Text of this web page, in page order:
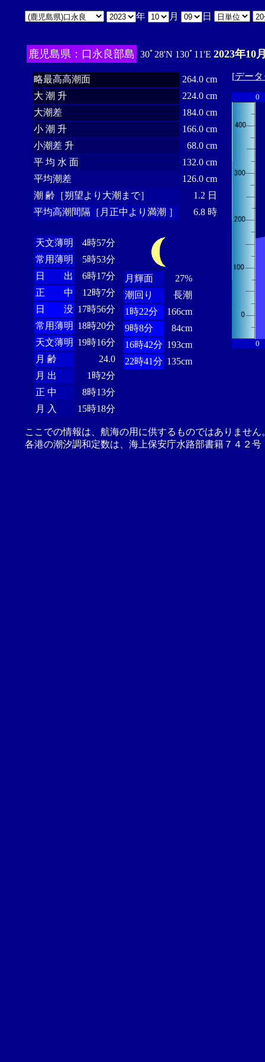
年 月 日
鹿児島県：口永良部島 30ﾟ28'N 130ﾟ11'E 2023年10
略最高高潮面
264.0 cm
大 潮 升
224.0 cm
大潮差
184.0 cm
小 潮 升
166.0 cm
小潮差 升
68.0 cm
平 均 水 面
132.0 cm
平均潮差
126.0 cm
潮 齢［朔望より大潮まで］
1.2 日
平均高潮間隔［月正中より満潮 ］
6.8 時
天文薄明
4時57分
常用薄明
5時53分
日 出
6時17分
正 中
12時7分
日 没 17時56分
常用薄明 18時20分
天文薄明 19時16分
月 齢
24.0
月 出
1時2分
正 中
8時13分
月 入
15時18分
月輝面
27%
潮回り
長潮
1時22分
166cm
9時8分
84cm
16時42分 193cm
22時41分 135cm
[デー
0
0
ここでの情報は、航海の用に供するものではありませ
各港の潮汐調和定数は、海上保安庁水路部書籍７４２